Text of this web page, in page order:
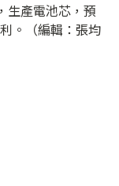
生產電池芯，預
。（編輯：張均